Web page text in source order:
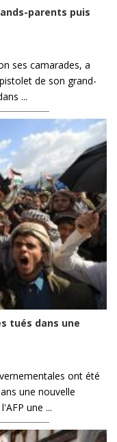
parents puis
ses camarades, a
de son grand-
...
tués dans une
ont été
une nouvelle
une ...